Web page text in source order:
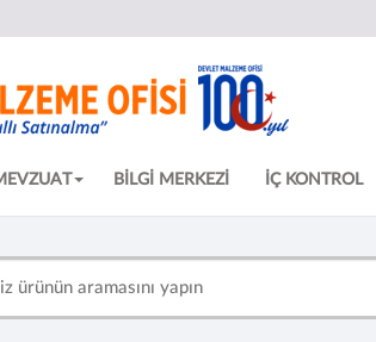
BİLGİ MERKEZİ İÇ KONTROL